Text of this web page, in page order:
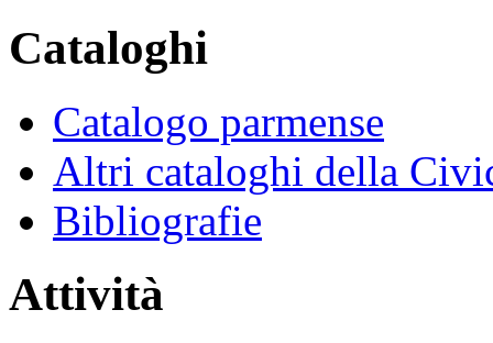
Cataloghi
Catalogo parmense
Altri cataloghi della
Bibliografie
Attività